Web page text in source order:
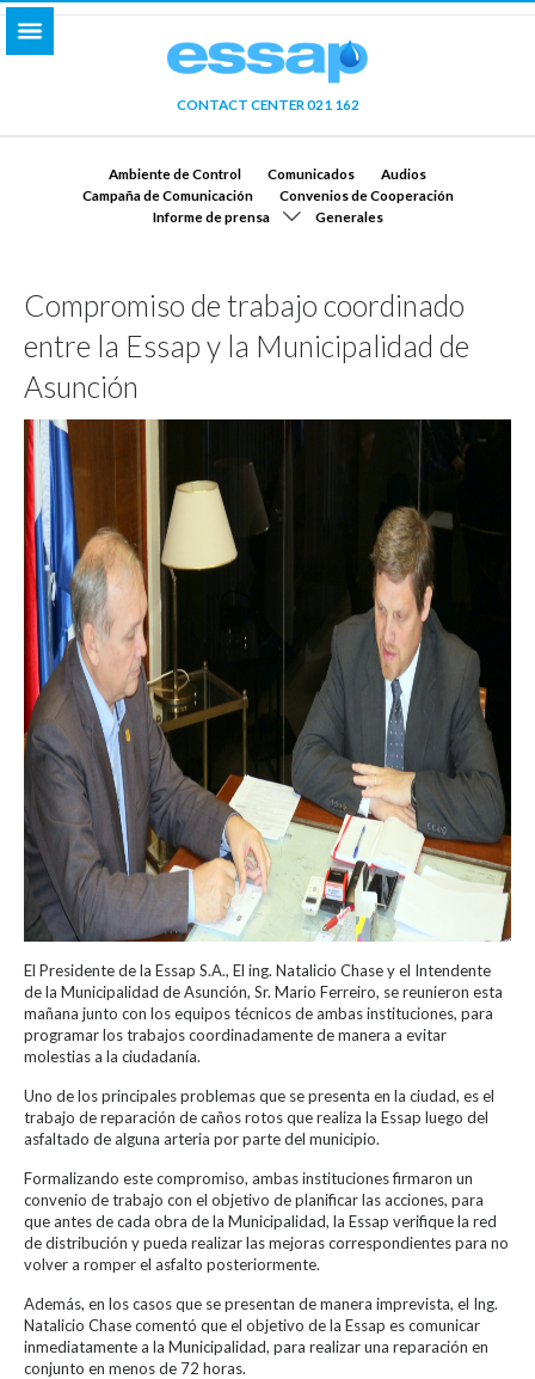
CONTACT CENTER 021 162
Ambiente de Control Comunicados
Audios
Campaña de Comunicación
Convenios de Cooperación
Informe de prensa
Generales
Compromiso de trabajo coordinado
entre la Essap y la Municipalidad de
Asunción
El Presidente de la Essap S.A., El ing. Natalicio Chase y el Intendente
de la Municipalidad de Asunción, Sr. Mario Ferreiro, se reunieron esta
mañana junto con los equipos técnicos de ambas instituciones, para
programar los trabajos coordinadamente de manera a evitar
molestias a la ciudadanía.
Uno de los principales problemas que se presenta en la ciudad, es el
trabajo de reparación de caños rotos que realiza la Essap luego del
asfaltado de alguna arteria por parte del municipio.
Formalizando este compromiso, ambas instituciones firmaron un
convenio de trabajo con el objetivo de planificar las acciones, para
que antes de cada obra de la Municipalidad, la Essap verifique la red
de distribución y pueda realizar las mejoras correspondientes para no
volver a romper el asfalto posteriormente.
Además, en los casos que se presentan de manera imprevista, el Ing.
Natalicio Chase comentó que el objetivo de la Essap es comunicar
inmediatamente a la Municipalidad, para realizar una reparación en
conjunto en menos de 72 horas.